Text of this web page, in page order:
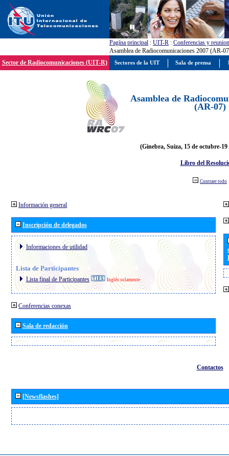
Pagína principal : UIT-R : Conferencias y
Asamblea de Radiocomunicaciones 2007 (AR-
Sector de Radiocomunicaciones (UIT-R)
Asamblea de
(AR-07)
(Ginebra, Suiza, 15 de octubre-19
Libro del
Contraer todo
Información general
Inscripción de delegados
Informaciones de utilidad
Lista de Participantes
Lista final de Participantes Inglés solamente
Conferencias conexas
Sala de redacción
Contactos
[Newsflashes]
Sectores de la UIT Sala de prensa